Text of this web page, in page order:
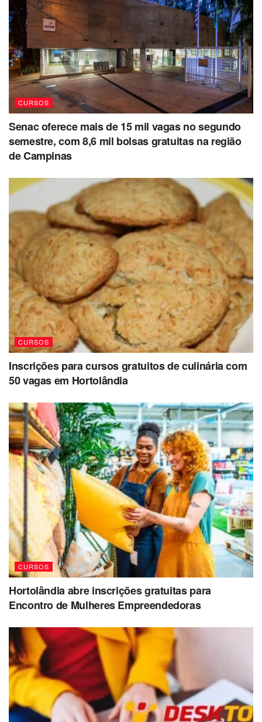
CURSOS
Senac oferece mais de 15 mil vagas no segundo
semestre, com 8,6 mil bolsas gratuitas na região
de Campinas
CURSOS
Inscrições para cursos gratuitos de culinária com
50 vagas em Hortolândia
CURSOS
Hortolândia abre inscrições gratuitas para
Encontro de Mulheres Empreendedoras